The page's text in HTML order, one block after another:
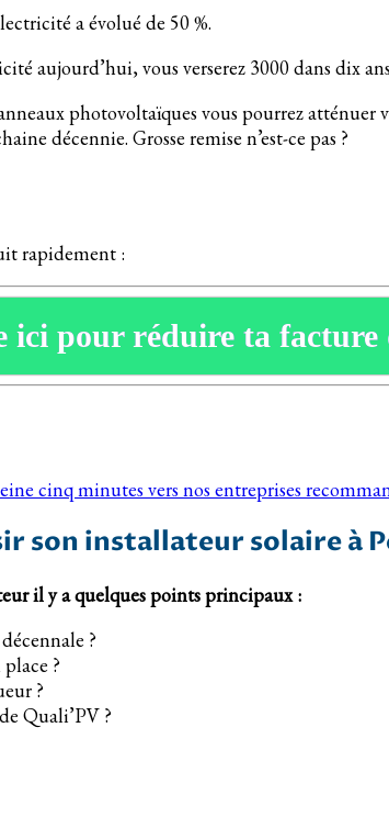
a évolué de 50 %.
aujourd’hui, vous verserez 3000 dans dix
photovoltaïques vous pourrez
décennie. Grosse remise n’est-ce pas ?
rapidement :
ici pour réduire ta facture
cinq minutes vers nos entreprises
son installateur solaire à
il y a quelques points principaux :
?
?
?
Quali’PV ?